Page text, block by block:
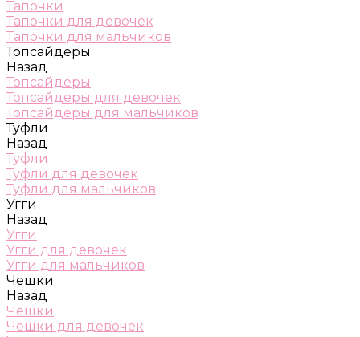
Тапочки
Тапочки для девочек
Тапочки для мальчиков
Топсайдеры
Назад
Топсайдеры
Топсайдеры для девочек
Топсайдеры для мальчиков
Туфли
Назад
Туфли
Туфли для девочек
Туфли для мальчиков
Угги
Назад
Угги
Угги для девочек
Угги для мальчиков
Чешки
Назад
Чешки
Чешки для девочек